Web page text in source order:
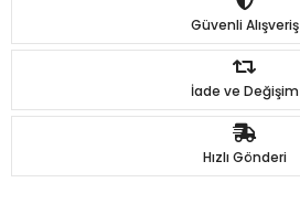
Güvenli Alışveriş
İade ve Değişim
Hızlı Gönderi